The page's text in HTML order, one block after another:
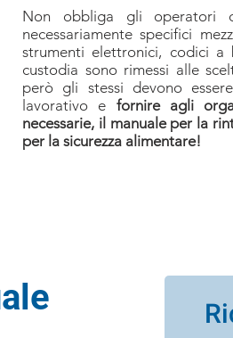
Non obbliga gli operatori
necessariamente specifici
strumenti elettronici, codici
custodia sono rimessi alle
però gli stessi devono
lavorativo e fornire agli
necessarie, il manuale per la
per la sicurezza alimentare!